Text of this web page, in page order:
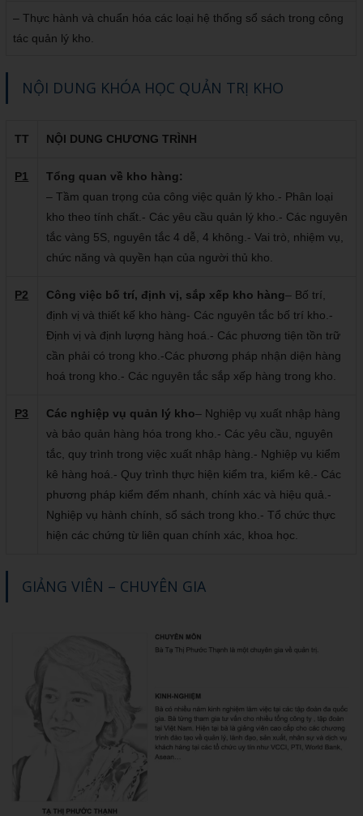
– Thực hành và chuẩn hóa các loại hệ thống sổ sách trong công
tác quản lý kho.
NỘI DUNG KHÓA HỌC QUẢN TRỊ KHO
TT NỘI DUNG CHƯƠNG TRÌNH
P1
Tổng quan về kho hàng:
– Tầm quan trọng của công việc quản lý kho.- Phân loại
kho theo tính chất.- Các yêu cầu quản lý kho.- Các nguyên
tắc vàng 5S, nguyên tắc 4 dễ, 4 không.- Vai trò, nhiệm vụ,
chức năng và quyền hạn của người thủ kho.
P2 Công việc bố trí, định vị, sắp xếp kho hàng– Bố trí,
định vị và thiết kế kho hàng- Các nguyên tắc bố trí kho.-
Định vị và định lượng hàng hoá.- Các phương tiện tồn trữ
cần phải có trong kho.-Các phương pháp nhận diện hàng
hoá trong kho.- Các nguyên tắc sắp xếp hàng trong kho.
P3 Các nghiệp vụ quản lý kho– Nghiệp vụ xuất nhập hàng
và bảo quản hàng hóa trong kho.- Các yêu cầu, nguyên
tắc, quy trình trong việc xuất nhập hàng.- Nghiệp vụ kiểm
kê hàng hoá.- Quy trình thực hiện kiểm tra, kiểm kê.- Các
phương pháp kiểm đếm nhanh, chính xác và hiệu quả.-
Nghiệp vụ hành chính, sổ sách trong kho.- Tổ chức thực
hiện các chứng từ liên quan chính xác, khoa học.
GIẢNG VIÊN – CHUYÊN GIA